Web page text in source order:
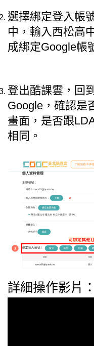
選擇綁定登入帳
中，輸入西松高
成綁定Google帳
登出酷課雲，回
Google，確認是
畫面，是否跟
相同。
詳細操作影片：